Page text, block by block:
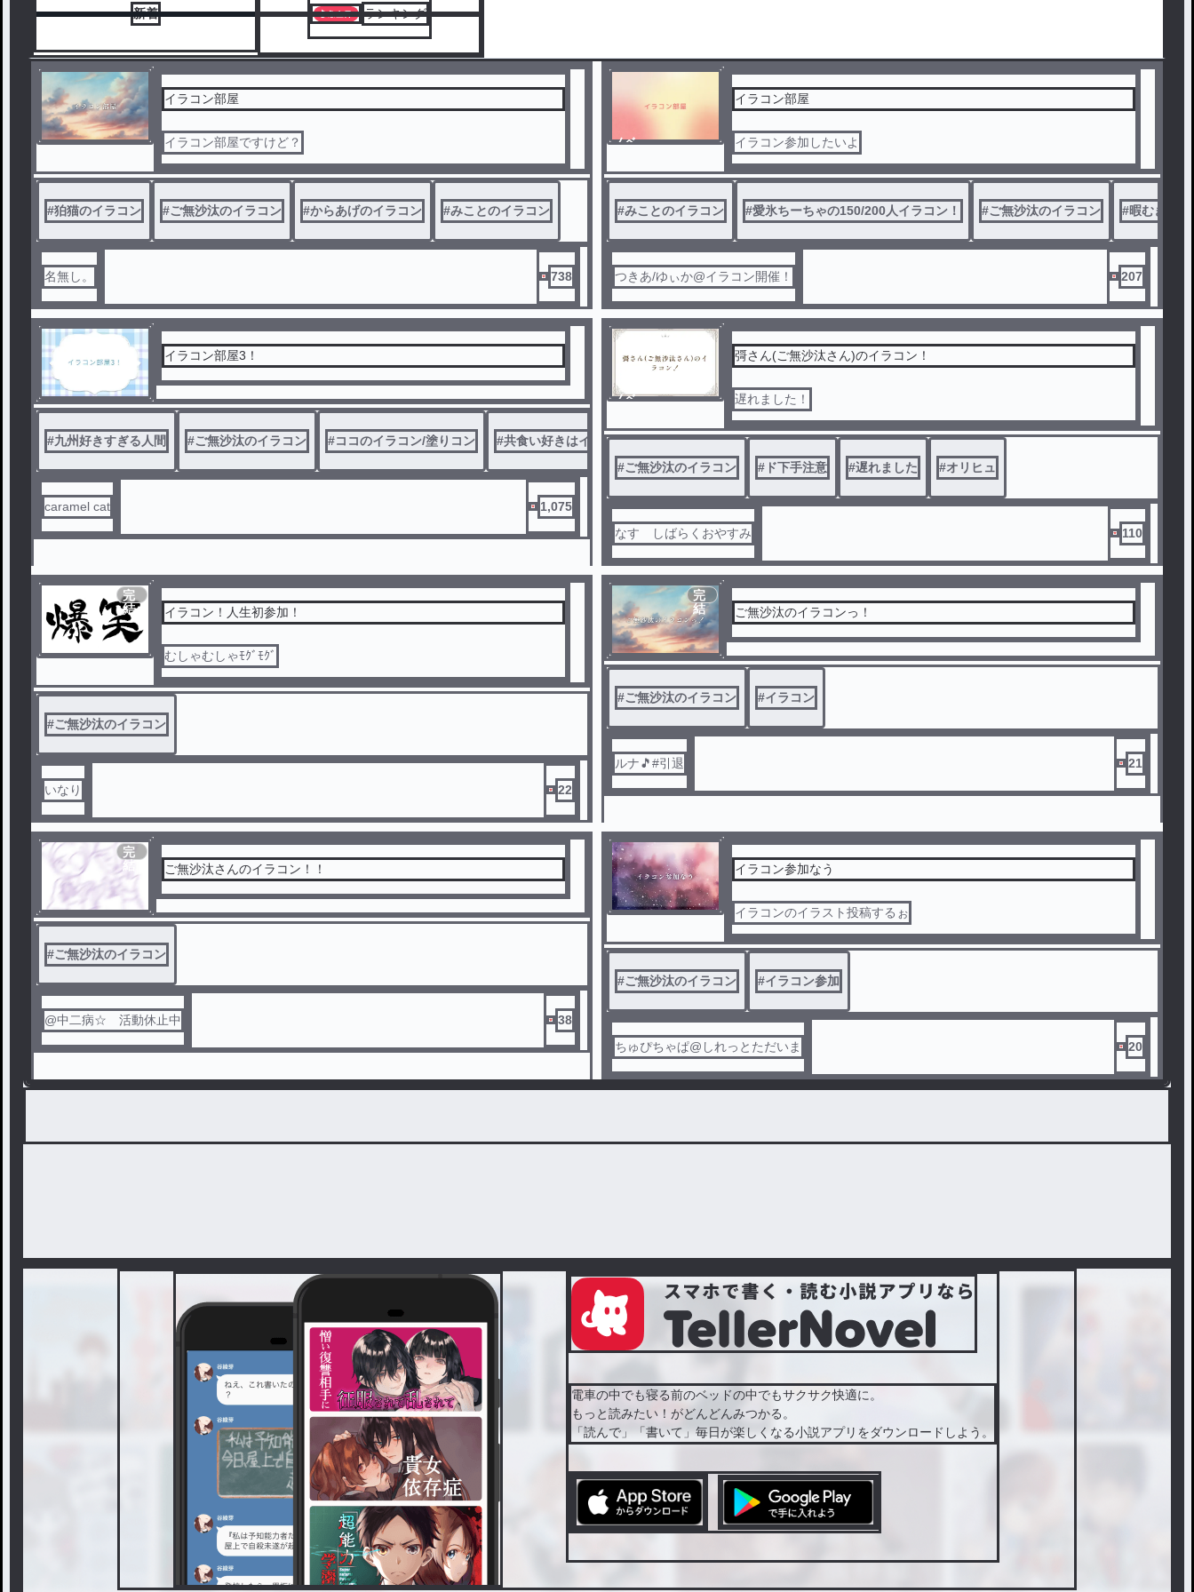
新着 ランキング
イラコン部屋
イラコン部屋ですけど？
#狛猫のイラコン #ご無沙汰のイラコン #からあげのイラコン #みことのイラコン
名無し。 738
ノベ
イラコン部屋
イラコン参加したいよ
#みことのイラコン #愛氷ちーちゃの150/200人イラコン！ #ご無沙汰のイラコン #暇むぎ100
つきあ/ゆぃか@イラコン開催！ 207
イラコン部屋3！
#九州好きすぎる人間 #ご無沙汰のイラコン #ココのイラコン/塗りコン #共食い好きはイラコンをするぜ #鍋パしよーぜ #@中二病のイラコン
caramel cat 1,075
ノベ
彁さん(ご無沙汰さん)のイラコン！
遅れました！
#ご無沙汰のイラコン # ド下手注意 #遅れました #オリヒュ
なす しばらくおやすみ 110
完
結
イラコン！人生初参加！
むしゃむしゃﾓｸﾞﾓｸﾞ
#ご無沙汰のイラコン
いなり 22
完
結
ご無沙汰のイラコンっ！
#ご無沙汰のイラコン #イラコン
ルナ🎵#引退 21
完
結
ご無沙汰さんのイラコン！！
#ご無沙汰のイラコン
@中二病☆ 活動休止中 38
イラコン参加なう
イラコンのイラスト投稿するぉ
#ご無沙汰のイラコン #イラコン参加
ちゅぴちゃぱ@しれっとただいま 20
電車の中でも寝る前のベッドの中でもサクサク快適に。
もっと読みたい！がどんどんみつかる。
「読んで」「書いて」毎日が楽しくなる小説アプリをダウンロードしよう。